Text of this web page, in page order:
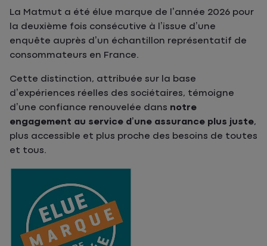
La Matmut a été élue marque de l’année 2026 pour
la deuxième fois consécutive à l’issue d’une
enquête auprès d’un échantillon représentatif de
consommateurs en France.
Cette distinction, attribuée sur la base
d’expériences réelles des sociétaires, témoigne
d’une confiance renouvelée dans notre
engagement au service d’une assurance plus juste,
plus accessible et plus proche des besoins de toutes
et tous.